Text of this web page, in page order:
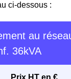
ci-dessous :
au
36kVA